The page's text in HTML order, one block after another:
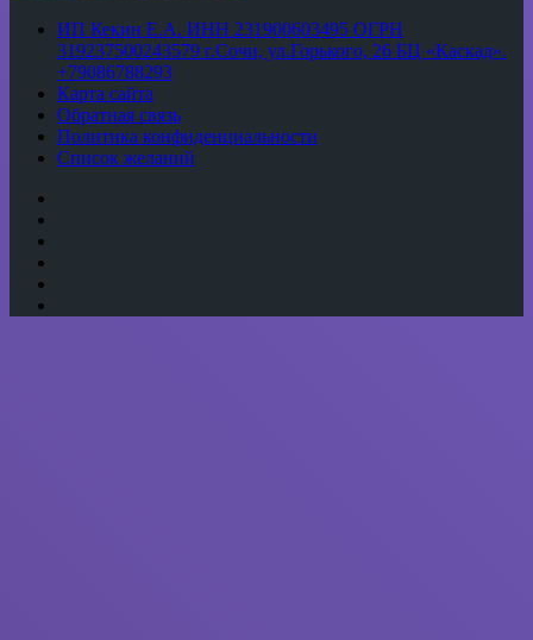
ИП Кекин Е.А. ИНН 231900603495 ОГРН
319237500243579 г.Сочи, ул.Горького, 26 БЦ «Каскад».
+79086788293
Карта сайта
Обратная связь
Политика конфиденциальности
Список желаний